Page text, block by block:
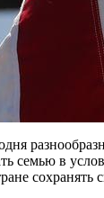
семью в